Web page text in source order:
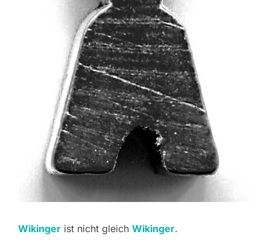
Wikinger ist nicht gleich Wikinger.